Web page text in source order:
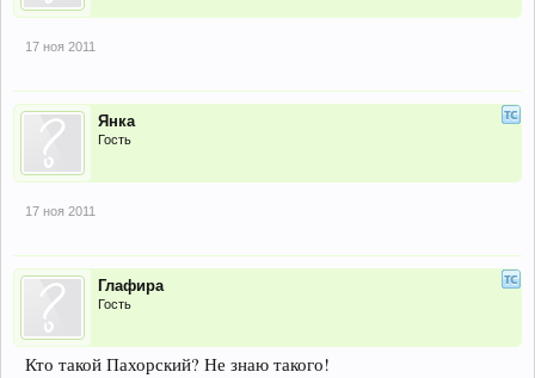
17 ноя 2011
Янка
Гость
17 ноя 2011
Глафира
Гость
Кто такой Пахорский? Не знаю такого!